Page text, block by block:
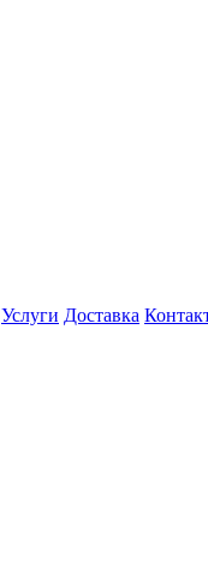
Услуги Доставка